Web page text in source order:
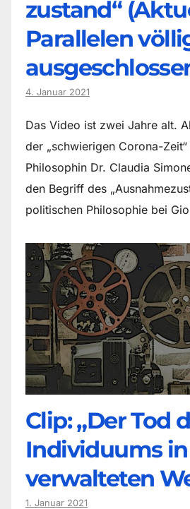
zustand“
Parallelen
4. Januar 2021
Das Video ist zwei Jahre alt.
der „schwierigen Corona-
Philosophin Dr. Claudia
den Begriff des
politischen Philosophie bei
Clip: „Der Tod
Individuums
verwalteten
1. Januar 2021